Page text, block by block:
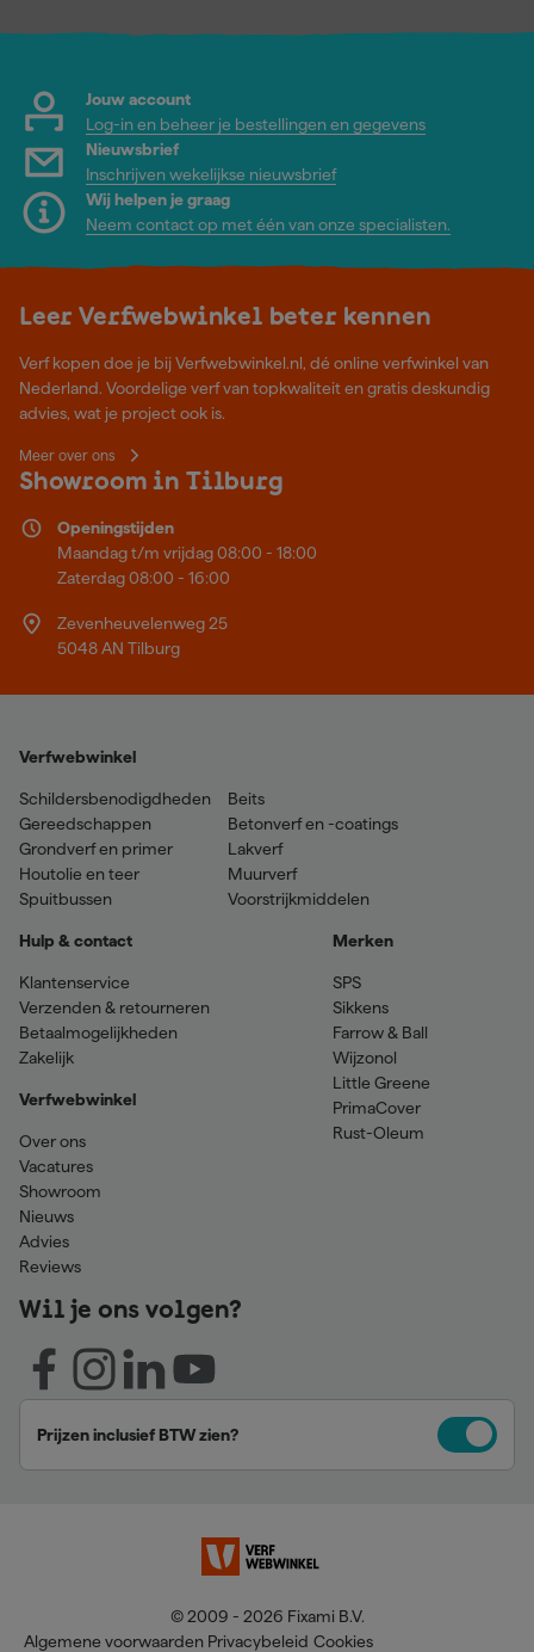
Jouw account
Log-in en beheer je bestellingen en gegevens
Nieuwsbrief
Inschrijven wekelijkse nieuwsbrief
Wij helpen je graag
Neem contact op met één van onze specialisten.
Leer Verfwebwinkel beter kennen
Verf kopen doe je bij Verfwebwinkel.nl, dé online verfwinkel van
Nederland. Voordelige verf van topkwaliteit en gratis deskundig
advies, wat je project ook is.
Meer over ons
Showroom in Tilburg
Openingstijden
Maandag t/m vrijdag 08:00 - 18:00
Zaterdag 08:00 - 16:00
Zevenheuvelenweg 25
5048 AN Tilburg
Verfwebwinkel
Schildersbenodigdheden
Gereedschappen
Grondverf en primer
Houtolie en teer
Spuitbussen
Beits
Betonverf en -coatings
Lakverf
Muurverf
Voorstrijkmiddelen
Hulp & contact
Klantenservice
Verzenden & retourneren
Betaalmogelijkheden
Zakelijk
Verfwebwinkel
Over ons
Vacatures
Showroom
Nieuws
Advies
Reviews
Merken
SPS
Sikkens
Farrow & Ball
Wijzonol
Little Greene
PrimaCover
Rust-Oleum
Wil je ons volgen?
Prijzen inclusief BTW zien?
© 2009 - 2026 Fixami B.V.
Algemene voorwaarden Privacybeleid Cookies